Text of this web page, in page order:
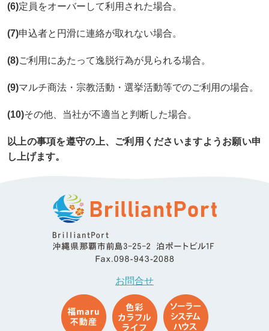
(6)定員をオーバーして利用された場合。
(7)申込者と円滑に連絡が取れない場合。
(8)ご利用にあたって逸脱行為が見られる場合。
(9)マルチ商法・宗教活動・選挙活動等でのご利用の場合。
(10)その他、当社が不適当と判断した場合。
以上の事項を遵守の上、ご利用くださいますようお願い申
し上げます。
お問合せ